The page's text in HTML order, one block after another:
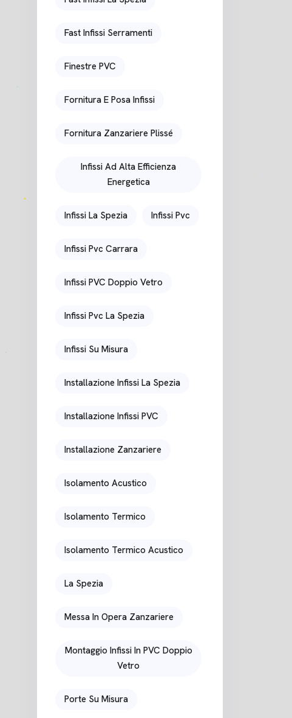
Fast Infissi Serramenti
Finestre PVC
Fornitura E Posa Infissi
Fornitura Zanzariere Plissé
Infissi Ad Alta Efficienza
Energetica
Infissi La Spezia Infissi Pvc
Infissi Pvc Carrara
Infissi PVC Doppio Vetro
Infissi Pvc La Spezia
Infissi Su Misura
Installazione Infissi La Spezia
Installazione Infissi PVC
Installazione Zanzariere
Isolamento Acustico
Isolamento Termico
Isolamento Termico Acustico
La Spezia
Messa In Opera Zanzariere
Montaggio Infissi In PVC Doppio
Vetro
Porte Su Misura